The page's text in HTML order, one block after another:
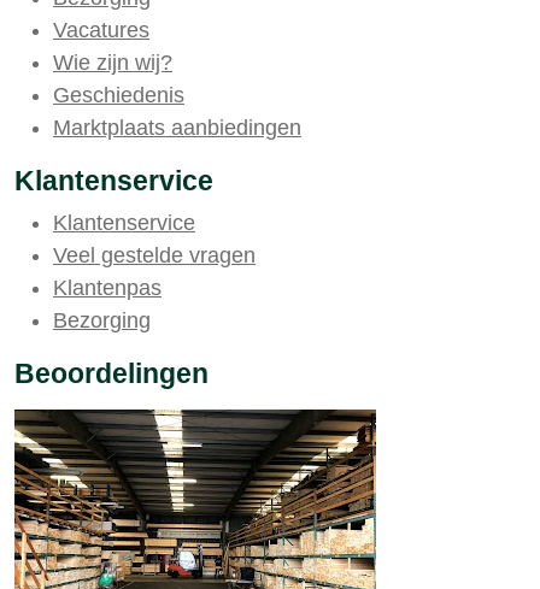
Vacatures
Wie zijn wij?
Geschiedenis
Marktplaats aanbiedingen
Klantenservice
Klantenservice
Veel gestelde vragen
Klantenpas
Bezorging
Beoordelingen